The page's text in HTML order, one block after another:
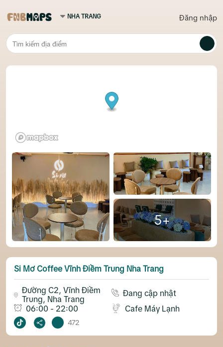
Đăng nhập
5+
Si Mơ Coffee Vĩnh Điềm Trung Nha Trang
Đường C2, Vĩnh Điềm
Trung, Nha Trang
Đang cập nhật
06:00 - 22:00
Cafe Máy Lạnh
472